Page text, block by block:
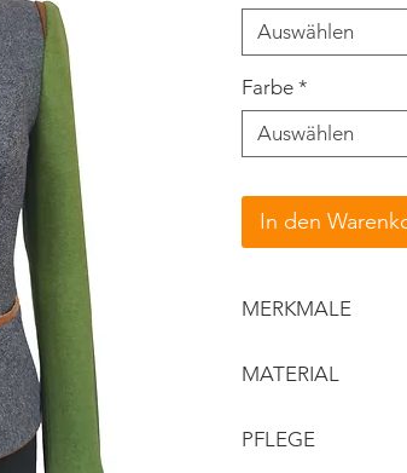
Auswählen
Farbe *
Auswählen
In den
MERKMALE
taillierter,
Vorderteil mit
MATERIAL
Details: Samt/
PFLEGE